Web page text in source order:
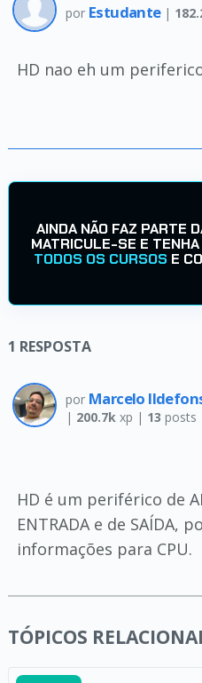
por Estudante |
HD nao eh um
AINDA NÃO FAZ PARTE
MATRICULE-SE E
TODOS OS CURSOS E
1 RESPOSTA
por Marcelo
| 200.7kxp | 13 posts
HD é um periférico de
ENTRADA e de SAÍDA,
informações para CPU.
TÓPICOS